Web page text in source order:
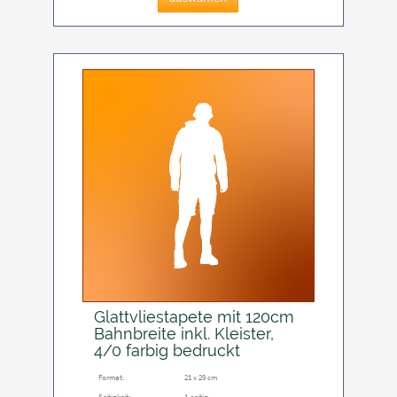
Glattvliestapete mit 120cm
Bahnbreite inkl. Kleister,
4/0 farbig bedruckt
Format:
21 x 29 cm